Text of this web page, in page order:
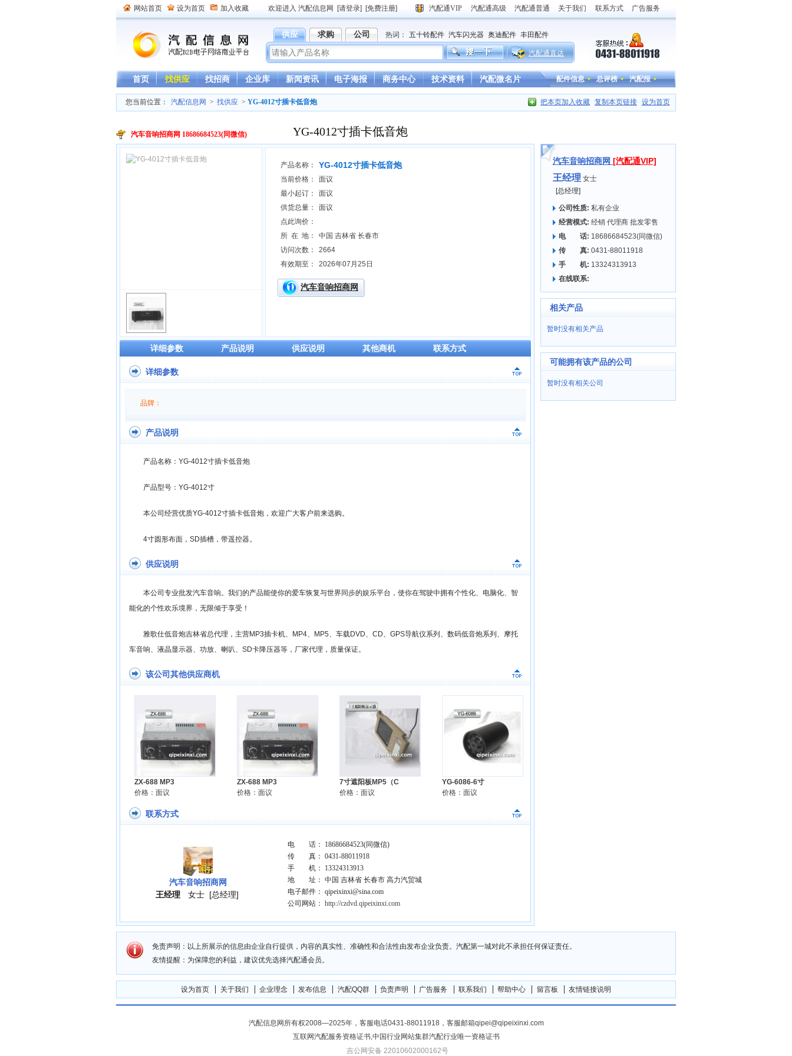
网站首页 设为首页 加入收藏 欢迎进入 汽配信息网 [请登录] [免费注册] 汽配通VIP 汽配通高级 汽配通普通 关于我们 联系方式 广告服务
供应 求购 公司 热词： 五十铃配件 汽车闪光器 奥迪配件 丰田配件
德龙驾驶室 重汽豪沃驾驶室
汽配通直达
首页 找供应 找招商 企业库 新闻资讯 电子海报 商务中心 技术资料 汽配微名片 配件信息 总评榜 汽配报
您当前位置： 汽配信息网 > 找供应 > YG-4012寸插卡低音炮 把本页加入收藏 复制本页链接 设为首页
汽车音响招商网 18686684523(同微信) YG-4012寸插卡低音炮
产品名称： YG-4012寸插卡低音炮
当前价格：
面议
最小起订：
面议
供货总量：
面议
点此询价：
所 在 地：
中国 吉林省 长春市
访问次数：
2664
有效期至：
2026年07月25日
汽车音响招商网
详细参数 产品说明 供应说明 其他商机 联系方式
详细参数
品牌：
产品说明
产品名称：YG-4012寸插卡低音炮
产品型号：YG-4012寸
本公司经营优质YG-4012寸插卡低音炮，欢迎广大客户前来选购。
4寸圆形布面，SD插槽，带遥控器。
供应说明
本公司专业批发汽车音响。我们的产品能使你的爱车恢复与世界同步的娱乐平台，使你在驾驶中拥有个性化、电脑化、智
能化的个性欢乐境界，无限倾于享受！
雅歌仕低音炮吉林省总代理，主营MP3插卡机、MP4、MP5、车载DVD、CD、GPS导航仪系列、数码低音炮系列、摩托
车音响、液晶显示器、功放、喇叭、SD卡降压器等，厂家代理，质量保证。
该公司其他供应商机
ZX-688 MP3
价格：面议
ZX-688 MP3
价格：面议
7寸遮阳板MP5（C
价格：面议
YG-6086-6寸
价格：面议
联系方式
汽车音响招商网
王经理
女士 [总经理]
电 话： 18686684523(同微信)
传 真： 0431-88011918
手 机： 13324313913
地 址： 中国 吉林省 长春市 高力汽贸城
电子邮件： qipeixinxi@sina.com
公司网站：http://czdvd.qipeixinxi.com
汽车音响招商网 [汽配通VIP]
王经理 女士
[总经理]
公司性质: 私有企业
经营模式: 经销 代理商 批发零售
电 话: 18686684523(同微信)
传 真: 0431-88011918
手 机: 13324313913
在线联系:
相关产品
暂时没有相关产品
可能拥有该产品的公司
暂时没有相关公司
免责声明：以上所展示的信息由企业自行提供，内容的真实性、准确性和合法性由发布企业负责。汽配第一城对此不承担任何保证责任。
友情提醒：为保障您的利益，建议优先选择汽配通会员。
设为首页 关于我们 企业理念 发布信息 汽配QQ群 负责声明 广告服务 联系我们 帮助中心 留言板 友情链接说明
汽配信息网所有权2008—2025年，客服电话0431-88011918，客服邮箱qipei@qipeixinxi.com
互联网汽配服务资格证书,中国行业网站集群汽配行业唯一资格证书
吉公网安备 22010602000162号